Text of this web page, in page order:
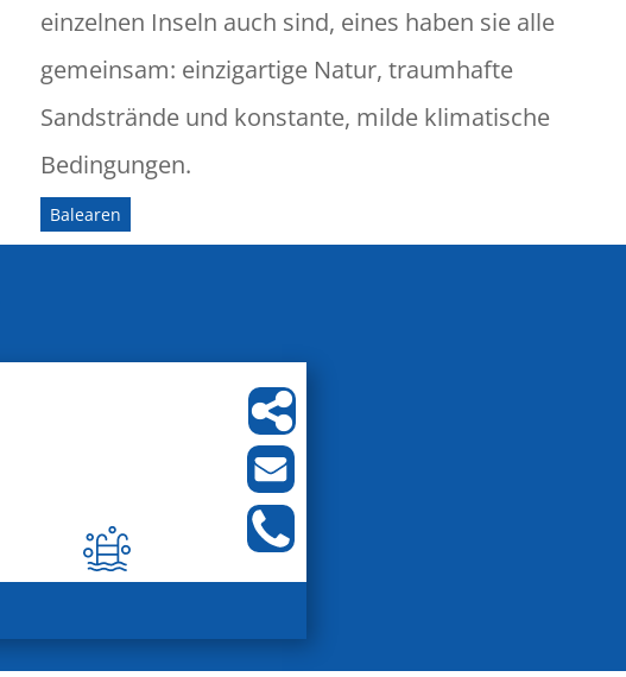
einzelnen Inseln auch sind, eines haben sie alle
gemeinsam: einzigartige Natur, traumhafte
Sandstrände und konstante, milde klimatische
Bedingungen.
Balearen